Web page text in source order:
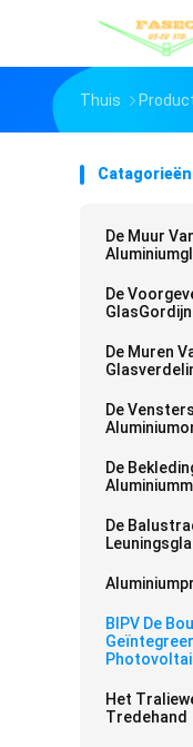
Thuis
Catagorieën
De Muur
De
De Muren
De
De
De
BIPV De
Het
Tredehand